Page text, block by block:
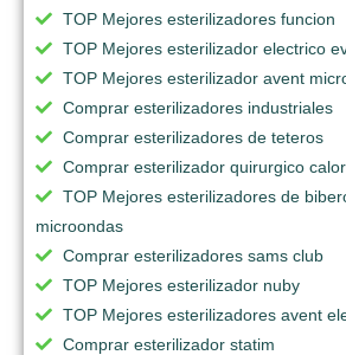
TOP Mejores esterilizadores funcion
TOP Mejores esterilizador electrico
TOP Mejores esterilizador avent
Comprar esterilizadores industriales
Comprar esterilizadores de teteros
Comprar esterilizador quirurgico
TOP Mejores esterilizadores de
microondas
Comprar esterilizadores sams club
TOP Mejores esterilizador nuby
TOP Mejores esterilizadores avent
Comprar esterilizador statim